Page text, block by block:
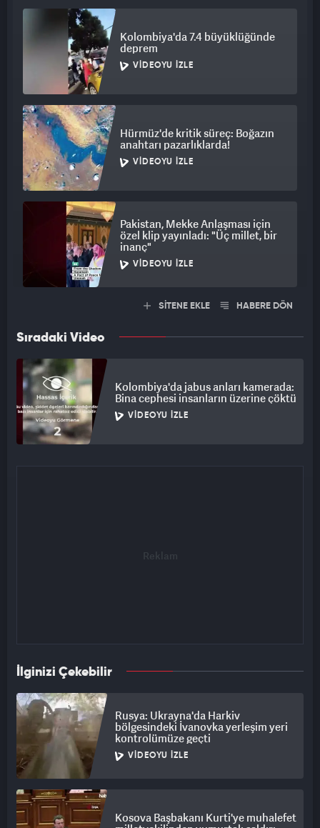
Kolombiya'da 7.4 büyüklüğünde
deprem
VIDEOYU İZLE
Hürmüz'de kritik süreç: Boğazın
anahtarı pazarlıklarda!
VIDEOYU İZLE
Pakistan, Mekke Anlaşması için
özel klip yayınladı: "Üç millet, bir
inanç"
VIDEOYU İZLE
SİTENE EKLE HABERE DÖN
Sıradaki Video
Kolombiya'da jabus anları kamerada:
Bina cephesi insanların üzerine çöktü
VIDEOYU İZLE
İlginizi Çekebilir
Rusya: Ukrayna'da Harkiv
bölgesindeki İvanovka yerleşim yeri
kontrolümüze geçti
VIDEOYU İZLE
Kosova Başbakanı Kurti'ye muhalefet